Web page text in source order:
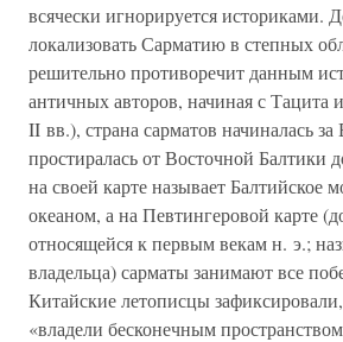
всячески игнорируется историками.
локализовать Сарматию в степных
решительно противоречит данным
античных авторов, начиная с Тацита
II вв.), страна сарматов начиналась
простиралась от Восточной Балтики
на своей карте называет Балтийское
океаном, а на Певтингеровой карте
относящейся к первым векам н. э.;
владельца) сарматы занимают все
Китайские летописцы
«владели бесконечным